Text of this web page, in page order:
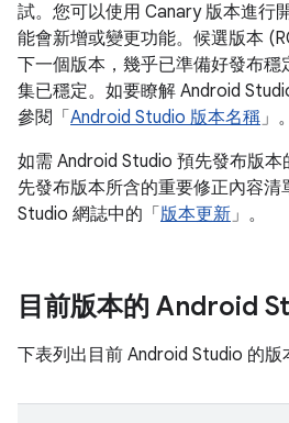
試。您可以使用 Canary 版本進行
能會新增或變更功能。候選版本
下一個版本，幾乎已準備好發布穩
集已穩定。如要瞭解 Android
參閱「 Android Studio 版本名稱」。
如需 Android Studio 預先發布版
先發布版本所含的重要修正內容清
Studio 網誌中的「 版本更新」。
目前版本的 Android
下表列出目前 Android Studio 的版